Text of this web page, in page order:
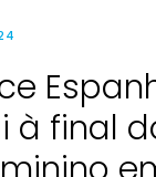
à final